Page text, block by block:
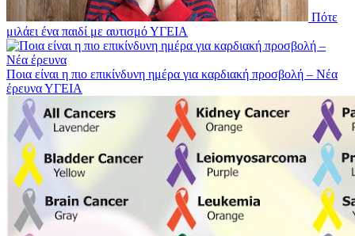
Πότε
μιλάει ένα παιδί με αυτισμόΥΓΕΙΑ
Ποια είναι η πιο επικίνδυνη ημέρα για καρδιακή προσβολή – Νέα
έρευναΥΓΕΙΑ